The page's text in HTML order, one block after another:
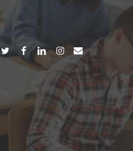
twitterfacebook
linkedininstagram
email